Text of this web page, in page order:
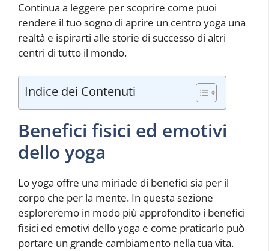
Continua a leggere per scoprire come puoi
rendere il tuo sogno di aprire un centro yoga una
realtà e ispirarti alle storie di successo di altri
centri di tutto il mondo.
Indice dei Contenuti
Benefici fisici ed emotivi
dello yoga
Lo yoga offre una miriade di benefici sia per il
corpo che per la mente. In questa sezione
esploreremo in modo più approfondito i benefici
fisici ed emotivi dello yoga e come praticarlo può
portare un grande cambiamento nella tua vita.